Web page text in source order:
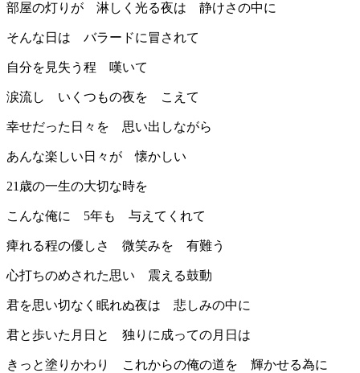
部屋の灯りが 淋しく光る夜は 静けさの中に
そんな日は バラードに冒されて
自分を見失う程 嘆いて
涙流し いくつもの夜を こえて
幸せだった日々を 思い出しながら
あんな楽しい日々が 懐かしい
21歳の一生の大切な時を
こんな俺に 5年も 与えてくれて
痺れる程の優しさ 微笑みを 有難う
心打ちのめされた思い 震える鼓動
君を思い切なく眠れぬ夜は 悲しみの中に
君と歩いた月日と 独りに成っての月日は
きっと塗りかわり これからの俺の道を 輝かせる為に